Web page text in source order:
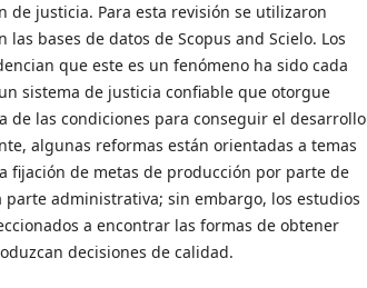
de justicia. Para esta revisión se utilizaron
bases de datos de Scopus and Scielo. Los
que este es un fenómeno ha sido cada
sistema de justicia confiable que otorgue
de las condiciones para conseguir el desarrollo
algunas reformas están orientadas a temas
fijación de metas de producción por parte de
parte administrativa; sin embargo, los estudios
a encontrar las formas de obtener
decisiones de calidad.